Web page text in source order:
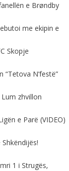
e Brøndby
me ekipin e
Skopje
N’festë”
zhvillon
e Parë (VIDEO)
1 i Strugës,